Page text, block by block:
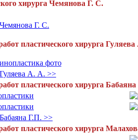
хирурга Чемянова Г. С.
Г. С.
пластического хирурга
А. А. >>
пластического хирурга
Г.П. >>
пластического хирурга